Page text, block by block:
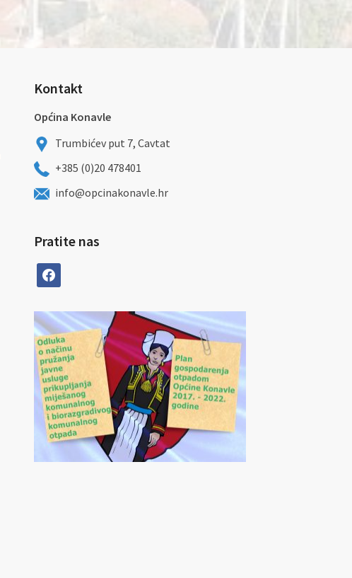
Kontakt
Općina Konavle
Trumbićev put 7, Cavtat
+385 (0)20 478401
info@opcinakonavle.hr
Pratite nas
facebook